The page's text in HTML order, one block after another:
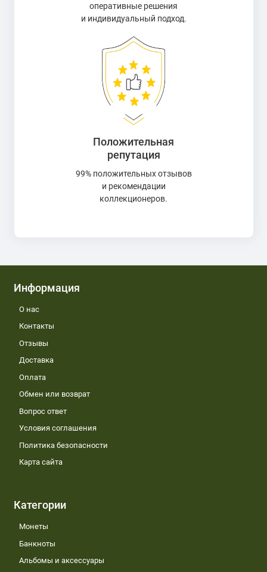
оперативные решения
и индивидуальный подход.
Положительная
репутация
99% положительных отзывов
и рекомендации
коллекционеров.
Информация
О нас
Контакты
Отзывы
Доставка
Оплата
Обмен или возврат
Вопрос ответ
Условия соглашения
Политика безопасности
Карта сайта
Категории
Монеты
Банкноты
Альбомы и аксессуары